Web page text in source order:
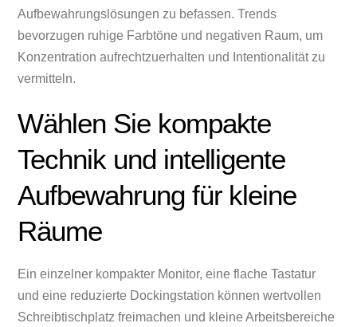
Aufbewahrungslösungen zu befassen. Trends
bevorzugen ruhige Farbtöne und negativen Raum, um
Konzentration aufrechtzuerhalten und Intentionalität zu
vermitteln.
Wählen Sie kompakte
Technik und intelligente
Aufbewahrung für kleine
Räume
Ein einzelner kompakter Monitor, eine flache Tastatur
und eine reduzierte Dockingstation können wertvollen
Schreibtischplatz freimachen und kleine Arbeitsbereiche